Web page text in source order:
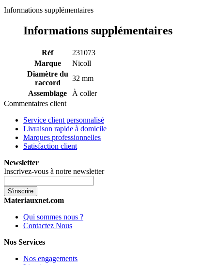
Informations supplémentaires
Informations supplémentaires
Réf
231073
Marque
Nicoll
Diamètre du
raccord
32 mm
Assemblage
À coller
Commentaires client
Service client personnalisé
Livraison rapide à domicile
Marques professionnelles
Satisfaction client
Newsletter
Inscrivez-vous à notre newsletter
S'inscrire
Materiauxnet.com
Qui sommes nous ?
Contactez Nous
Nos Services
Nos engagements